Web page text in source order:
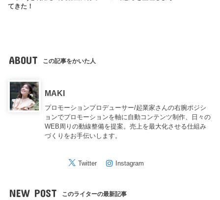
てきた！
ABOUT この記事をかいた人
MAKI
プロモーションプロデューサー/起業家さんの右腕ポジシ
ョンでプロモーションを軸に自動コンテンツ制作、日々の
WEB周りの動線整備を提案。売上を最大化させる仕組み
づくりをお手伝いします。
Twitter Instagram
NEW POST このライターの最新記事